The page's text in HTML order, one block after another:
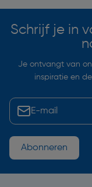
Schrijf je in
Je ontvangt van
inspiratie en
Abonneren